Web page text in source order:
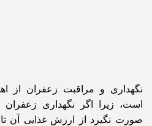
نگهداری و مراقبت زعفران از
است، زیرا اگر نگهداری
صورت نگیرد از ارزش غذایی آن